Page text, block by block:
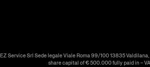
EZ Service Srl Sede legale Viale Roma 99/100 13835
share capital of € 500.000 fully paid in –